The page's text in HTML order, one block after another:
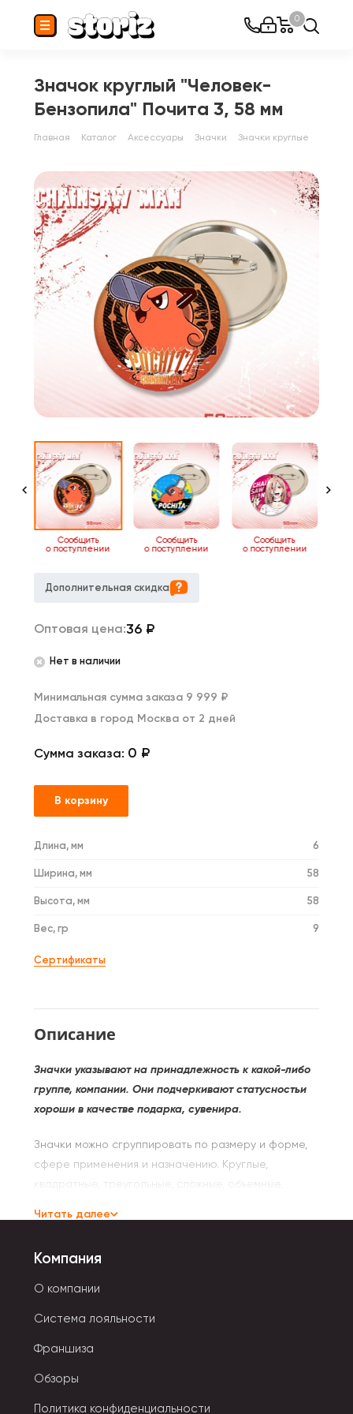
0
Значок круглый "Человек-
Бензопила" Почита 3, 58 мм
Главная Каталог Аксессуары Значки Значки круглые
Сообщить
о поступлении
Сообщить
о поступлении
Сообщить
о поступлении
Дополнительная скидка
Оптовая цена:36 ₽
Нет в наличии
Минимальная сумма заказа 9 999 ₽
Доставка в город Москва от 2 дней
Сумма заказа: 0 ₽
В корзину
Длина, мм 6
Ширина, мм 58
Высота, мм 58
Вес, гр 9
Сертификаты
Описание
Значки указывают на принадлежность к какой-либо
группе, компании. Они подчеркивают статусностьи
хороши в качестве подарка, сувенира.
Значки можно сгруппировать по размеру и форме,
сфере применения и назначению. Круглые,
форме.
Систематизация по назначению нагрудных значков:
- Наградные выдаются за достижения и успехи в той
или иной сфере.
- Памятные приобретаются в знак памяти о
- Корпоративные значки являются частью
Читать далее
Компания
О компании
Система лояльности
Франшиза
Обзоры
Политика конфиденциальности